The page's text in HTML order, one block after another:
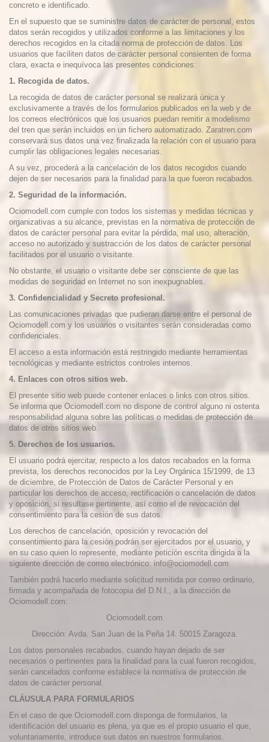
concreto e identificado.
En el supuesto que se suministre datos de carácter de personal, estos
datos serán recogidos y utilizados conforme a las limitaciones y los
derechos recogidos en la citada norma de protección de datos. Los
usuarios que faciliten datos de carácter personal consienten de forma
clara, exacta e inequívoca las presentes condiciones:
1. Recogida de datos.
La recogida de datos de carácter personal se realizará única y
exclusivamente a través de los formularios publicados en la web y de
los correos electrónicos que los usuarios puedan remitir a­­­­­­­­­­­­­­­­­ modelismo
del tren que serán incluidos en un fichero automatizado. Zaratren.com
conservará sus datos una vez finalizada la relación con el usuario para
cumplir las obligaciones legales necesarias.
A su vez, procederá a la cancelación de los datos recogidos cuando
dejen de ser necesarios para la finalidad para la que fueron recabados.
2. Seguridad de la información.
Ociomodell.com cumple con todos los sistemas y medidas técnicas y
organizativas a su alcance, previstas en la normativa de protección de
datos de carácter personal para evitar la pérdida, mal uso, alteración,
acceso no autorizado y sustracción de los datos de carácter personal
facilitados por el usuario o visitante.
No obstante, el usuario o visitante debe ser consciente de que las
medidas de seguridad en Internet no son inexpugnables.
3. Confidencialidad y Secreto profesional.
Las comunicaciones privadas que pudieran darse entre el personal de
Ociomodell.com y los usuarios o visitantes serán consideradas como
confidenciales.
El acceso a esta información está restringido mediante herramientas
tecnológicas y mediante estrictos controles internos.
4. Enlaces con otros sitios web.
El presente sitio web puede contener enlaces o links con otros sitios.
Se informa que Ociomodell.com no dispone de control alguno ni ostenta
responsabilidad alguna sobre las políticas o medidas de protección de
datos de otros sitios web.
5. Derechos de los usuarios.
El usuario podrá ejercitar, respecto a los datos recabados en la forma
prevista, los derechos reconocidos por la Ley Orgánica 15/1999, de 13
de diciembre, de Protección de Datos de Carácter Personal y en
particular los derechos de acceso, rectificación o cancelación de datos
y oposición, si resultase pertinente, así como el de revocación del
consentimiento para la cesión de sus datos.
Los derechos de cancelación, oposición y revocación del
consentimiento para la cesión podrán ser ejercitados por el usuario, y
en su caso quien lo represente, mediante petición escrita dirigida a la
siguiente dirección de correo electrónico: info@ociomodell.com
También podrá hacerlo mediante solicitud remitida por correo ordinario,
firmada y acompañada de fotocopia del D.N.I., a la dirección de
Ociomodell.com:
Ociomodell.com
Dirección: Avda. San Juan de la Peña 14. 50015 Zaragoza.
Los datos personales recabados, cuando hayan dejado de ser
necesarios o pertinentes para la finalidad para la cual fueron recogidos,
serán cancelados conforme establece la normativa de protección de
datos de carácter personal.
CLÁUSULA PARA FORMULARIOS
En el caso de que Ociomodell.com disponga de formularios, la
identificación del usuario es plena, ya que es el propio usuario el que,
voluntariamente, introduce sus datos en nuestros formularios.